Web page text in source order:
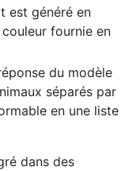
est généré en
fournie en
du modèle
séparés par
en une liste
dans des